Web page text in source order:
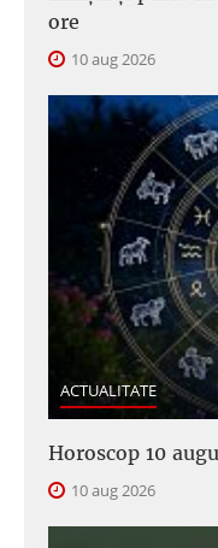
ore
10 aug 2026
ACTUALITATE
Horoscop 10
10 aug 2026